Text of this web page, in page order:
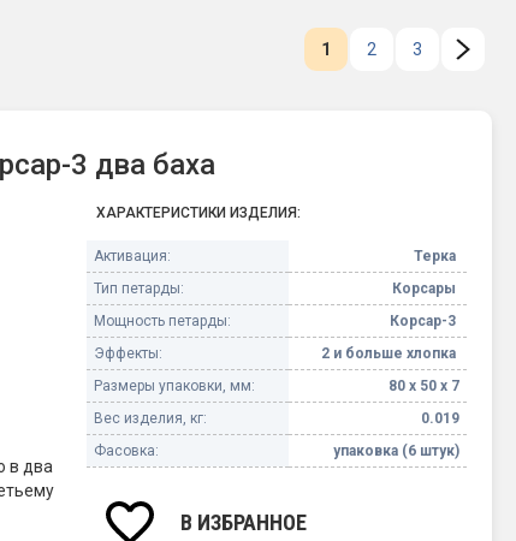
Елочные гирлянды 1 2 3
3 два баха
в два
ХАРАКТЕРИСТИКИ ИЗДЕЛИЯ:
Активация:
Терка
Тип петарды:
Корсары
Мощность петарды:
Корсар-3
Эффекты:
2 и больше хлопка
Размеры упаковки, мм:
80 х 50 х 7
Вес изделия, кг:
0.019
Фасовка:
упаковка (6 штук)
В ИЗБРАННОЕ